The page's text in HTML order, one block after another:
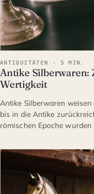
ANTIQUITÄTEN · 5 MIN.
Antike Silberwaren:
Wertigkeit
Antike Silberwaren
bis in die Antike
römischen Epoche wurden
ANTIQUITÄTEN